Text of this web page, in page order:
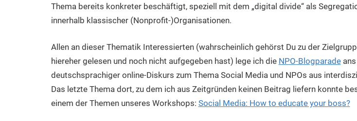
Thema bereits konkreter beschäftigt, speziell mit dem „digital divide“ als
innerhalb klassischer (Nonprofit-)Organisationen.
Allen an dieser Thematik Interessierten (wahrscheinlich gehörst Du zu der
hiereher gelesen und noch nicht aufgegeben hast) lege ich die NPO-Blogparadeans
deutschsprachiger online-Diskurs zum Thema Social Media und NPOs aus
Das letzte Thema dort, zu dem ich aus Zeitgründen keinen Beitrag liefern konnte
einem der Themen unseres Workshops: Social Media: How to educate your boss?